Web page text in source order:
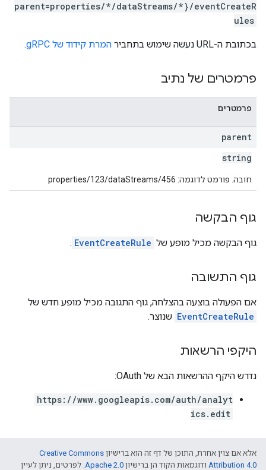
parent=properties/*/dataStreams/*}/eventCreateR
ules
בכתובת ה-URL נעשה שימוש בתחביר המרת קידוד של gRPC .
פרמטרים של נתיב
פרמטרים
parent
string
חובה. פורמט לדוגמה: properties/123/dataStreams/456
גוף הבקשה
גוף הבקשה מכיל מופע של EventCreateRule
.
גוף התשובה
אם הפעולה בוצעה בהצלחה, גוף התגובה מכיל מופע חדש של
EventCreateRule שנוצר.
היקפי הרשאות
נדרש היקף ההרשאות הבא של OAuth:
https://www.googleapis.com/auth/analyt
ics.edit
אלא אם צוין אחרת, התוכן של דף זה הוא ברישיון Creative Commons
Attribution 4.0 ודוגמאות הקוד הן ברישיון Apache 2.0. לפרטים, ניתן לעיין